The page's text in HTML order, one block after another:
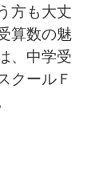
方も大丈
算数の魅
、中学受
クールＦ